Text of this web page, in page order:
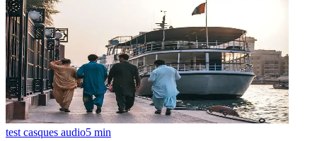
test casques audio5 min